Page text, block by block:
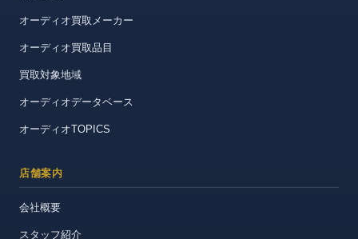
オーディオ買取メーカー
オーディオ買取品目
買取対象地域
オーディオデータベース
オーディオTOPICS
店舗案内
会社概要
スタッフ紹介